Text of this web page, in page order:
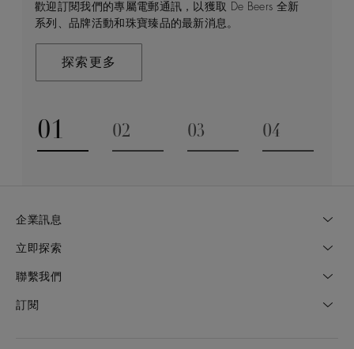
歡迎訂閱我們的專屬電郵通訊，以獲取 De Beers 全新
系列、品牌活動和珠寶臻品的最新消息。
探索更多
De Beers 在全球珠寶領域獨樹一幟，因為我們是唯一
與鑽石原產地有直接連結的奢華珠寶品牌。
探索更多
無論您是透過線上購物或造訪實體精品店，我們始終致
力於為您提供個人化的購物體驗。預約於店內或線上進
瞭解更多
De Beers 成立於倫敦，靈感來自非洲的自然，是奢華
鑽石珠寶的巔峰。我們的創意和工藝將鑽石轉化為永恆
探索更多
01
Go to slide 1
02
03
04
企業訊息
立即探索
聯繫我們
訂閱